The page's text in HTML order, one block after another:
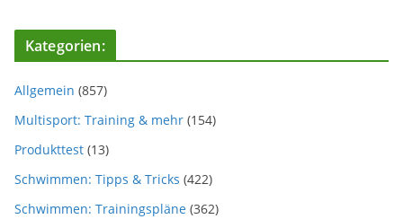
Kategorien:
Allgemein (857)
Multisport: Training & mehr (154)
Produkttest (13)
Schwimmen: Tipps & Tricks (422)
Schwimmen: Trainingspläne (362)